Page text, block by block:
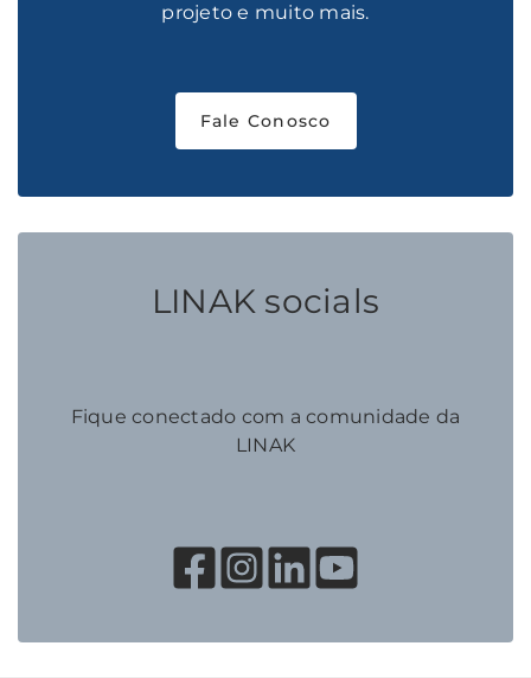
projeto e muito mais.
Fale Conosco
LINAK socials
Fique conectado com a comunidade da
LINAK